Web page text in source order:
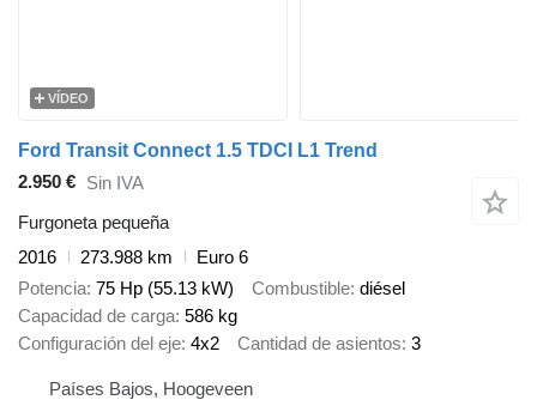
VÍDEO
Ford Transit Connect 1.5 TDCI L1 Trend
2.950 € Sin IVA
Furgoneta pequeña
2016
273.988 km
Euro 6
Potencia 75 Hp (55.13 kW) Combustible diésel
Capacidad de carga 586 kg
Configuración del eje 4x2 Cantidad de asientos 3
Países Bajos, Hoogeveen